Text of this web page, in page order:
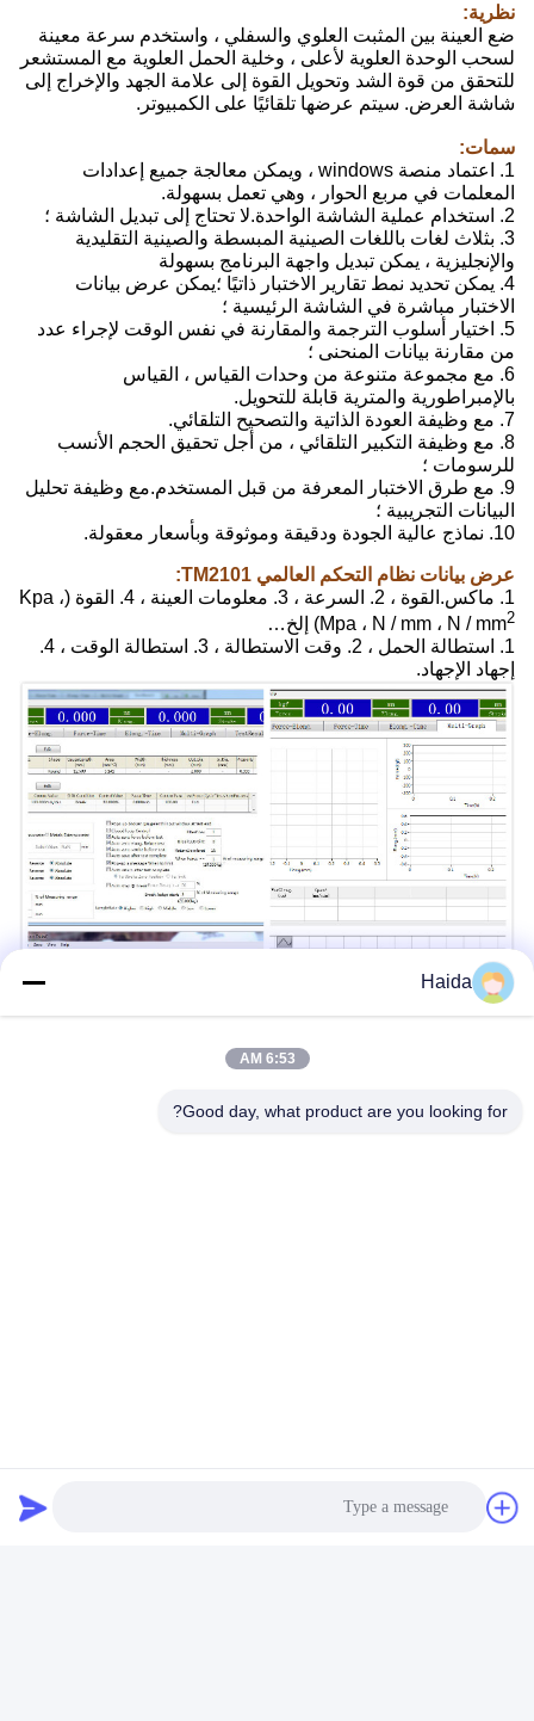
نظرية:
ضع العينة بين المثبت العلوي والسفلي ، واستخدم سرعة معينة
لسحب الوحدة العلوية لأعلى ، وخلية الحمل العلوية مع المستشعر
للتحقق من قوة الشد وتحويل القوة إلى علامة الجهد والإخراج إلى
شاشة العرض. سيتم عرضها تلقائيًا على الكمبيوتر.
سمات:
1. اعتماد منصة windows ، ويمكن معالجة جميع إعدادات
المعلمات في مربع الحوار ، وهي تعمل بسهولة.
2. استخدام عملية الشاشة الواحدة.لا تحتاج إلى تبديل الشاشة ؛
3. بثلاث لغات باللغات الصينية المبسطة والصينية التقليدية
والإنجليزية ، يمكن تبديل واجهة البرنامج بسهولة
4. يمكن تحديد نمط تقارير الاختبار ذاتيًا ؛يمكن عرض بيانات
الاختبار مباشرة في الشاشة الرئيسية ؛
5. اختيار أسلوب الترجمة والمقارنة في نفس الوقت لإجراء عدد
من مقارنة بيانات المنحنى ؛
6. مع مجموعة متنوعة من وحدات القياس ، القياس
بالإمبراطورية والمترية قابلة للتحويل.
7. مع وظيفة العودة الذاتية والتصحيح التلقائي.
8. مع وظيفة التكبير التلقائي ، من أجل تحقيق الحجم الأنسب
للرسومات ؛
9. مع طرق الاختبار المعرفة من قبل المستخدم.مع وظيفة تحليل
البيانات التجريبية ؛
10. نماذج عالية الجودة ودقيقة وموثوقة وبأسعار معقولة.
عرض بيانات نظام التحكم العالمي TM2101:
1. ماكس.القوة ، 2. السرعة ، 3. معلومات العينة ، 4. القوة (Kpa ،
Mpa ، N / mm ، N / mm2
) إلخ…
1. استطالة الحمل ، 2. وقت الاستطالة ، 3. استطالة الوقت ، 4.
إجهاد الإجهاد.
Haida
6:53 AM
Good day, what product are you looking for?